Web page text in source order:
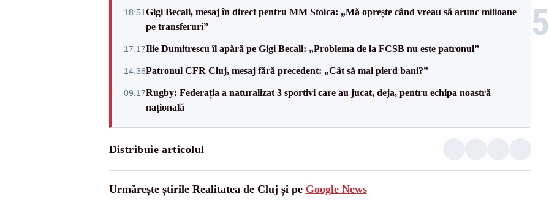
18:51Gigi Becali, mesaj în direct pentru MM Stoica: „Mă oprește când vreau să arunc milioane
pe transferuri”
17:17Ilie Dumitrescu îl apără pe Gigi Becali: „Problema de la FCSB nu este patronul”
14:38Patronul CFR Cluj, mesaj fără precedent: „Cât să mai pierd bani?”
09:17Rugby: Federația a naturalizat 3 sportivi care au jucat, deja, pentru echipa noastră
națională
Distribuie articolul
Urmărește știrile Realitatea de Cluj și pe Google News
5